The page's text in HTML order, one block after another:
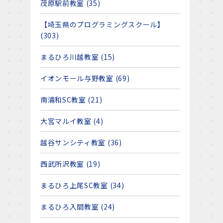
茂原駅前教室 (35)
【埼玉県のプログラミングスクール】
(303)
まるひろ川越教室 (15)
イオンモール与野教室 (69)
南浦和SC教室 (21)
大宮マルイ教室 (4)
越谷サンシティ教室 (36)
西武所沢教室 (19)
まるひろ上尾SC教室 (34)
まるひろ入間教室 (24)